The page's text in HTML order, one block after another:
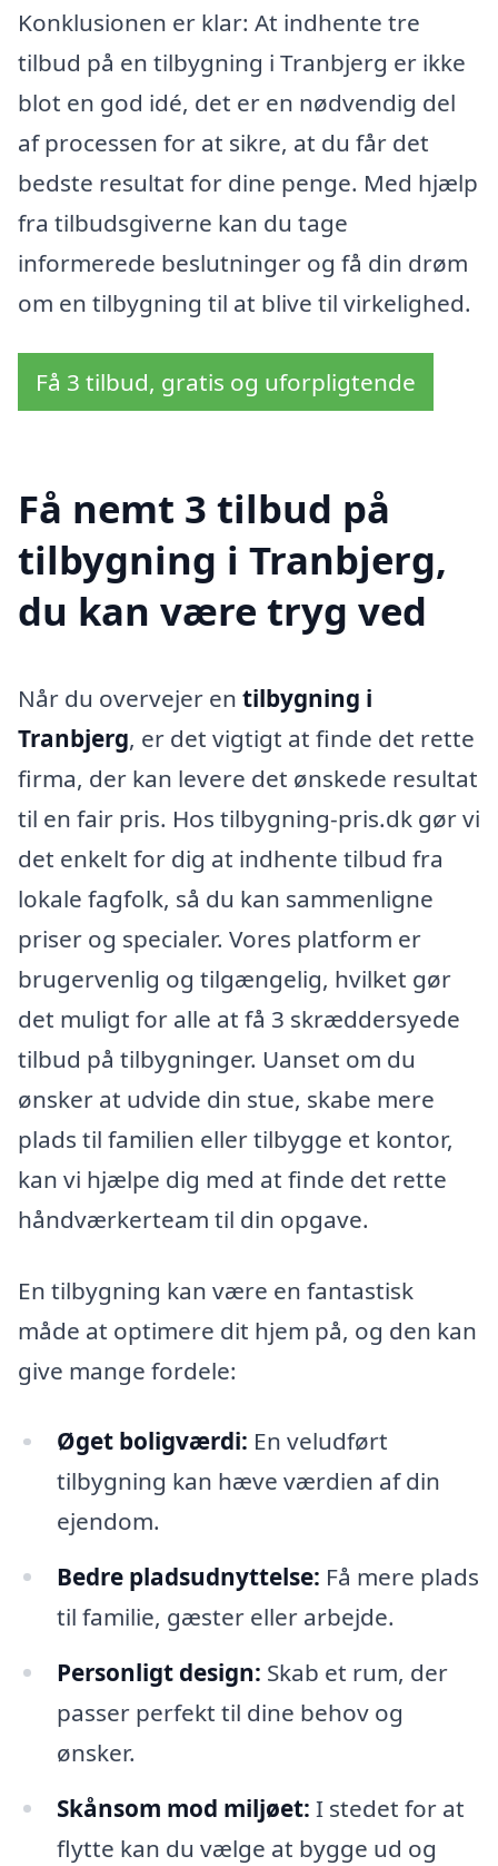
Konklusionen er klar: At indhente tre
tilbud på en tilbygning i Tranbjerg er ikke
blot en god idé, det er en nødvendig del
af processen for at sikre, at du får det
bedste resultat for dine penge. Med hjælp
fra tilbudsgiverne kan du tage
informerede beslutninger og få din drøm
om en tilbygning til at blive til virkelighed.
Få 3 tilbud, gratis og uforpligtende
Få nemt 3 tilbud på
tilbygning i Tranbjerg,
du kan være tryg ved
Når du overvejer en tilbygning i
Tranbjerg, er det vigtigt at finde det rette
firma, der kan levere det ønskede resultat
til en fair pris. Hos tilbygning-pris.dk gør vi
det enkelt for dig at indhente tilbud fra
lokale fagfolk, så du kan sammenligne
priser og specialer. Vores platform er
brugervenlig og tilgængelig, hvilket gør
det muligt for alle at få 3 skræddersyede
tilbud på tilbygninger. Uanset om du
ønsker at udvide din stue, skabe mere
plads til familien eller tilbygge et kontor,
kan vi hjælpe dig med at finde det rette
håndværkerteam til din opgave.
En tilbygning kan være en fantastisk
måde at optimere dit hjem på, og den kan
give mange fordele:
Øget boligværdi: En veludført
tilbygning kan hæve værdien af din
ejendom.
Bedre pladsudnyttelse: Få mere plads
til familie, gæster eller arbejde.
Personligt design: Skab et rum, der
passer perfekt til dine behov og
ønsker.
Skånsom mod miljøet: I stedet for at
flytte kan du vælge at bygge ud og